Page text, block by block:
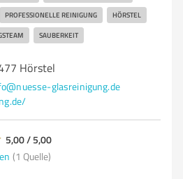
PROFESSIONELLE REINIGUNG HÖRSTEL
SAUBERKEIT
Hörstel
glasreinigung.de
5,00 / 5,00
(1 Quelle)